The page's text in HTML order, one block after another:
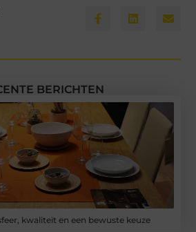
BERICHTEN
kwaliteit en een bewuste keuze